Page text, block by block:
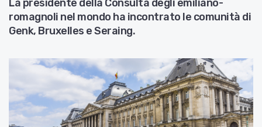
La presidente della Consulta degli emiliano-
romagnoli nel mondo ha incontrato le comunità di
Genk, Bruxelles e Seraing.